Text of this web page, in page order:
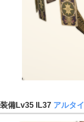
装備Lv35 IL37 アルタイ